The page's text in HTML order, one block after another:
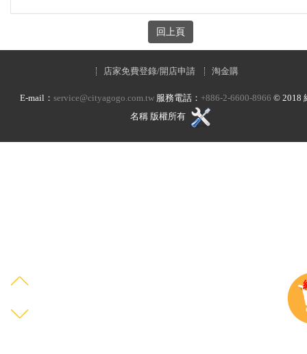
店家免費登錄/開店申請 淘金購
E-mail： service@cityagogo.com.tw 服務電話： +886-2-6600-8966 ©2018
名稱 版權所有